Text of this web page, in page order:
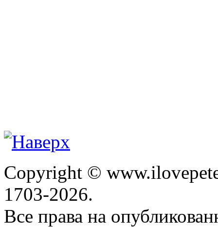
Copyright ©
1703-2026.
Все права на